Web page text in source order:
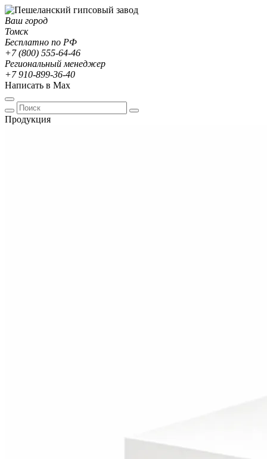
Ваш город
Томск
Бесплатно по РФ
+7 (800) 555-64-46
Региональный менеджер
+7 910-899-36-40
Написать в Max
Продукция